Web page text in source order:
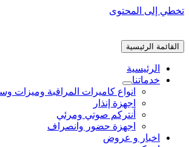
تخطي إلى المحتوى
القائمة الرئيسية
الرئيسية
خدماتنا
انواع كاميرات المراقبة وميزات
اجهزة إنذار
أنتركم صوتي ومرئي
اجهزة حضور وانصراف
اخبار و عروض